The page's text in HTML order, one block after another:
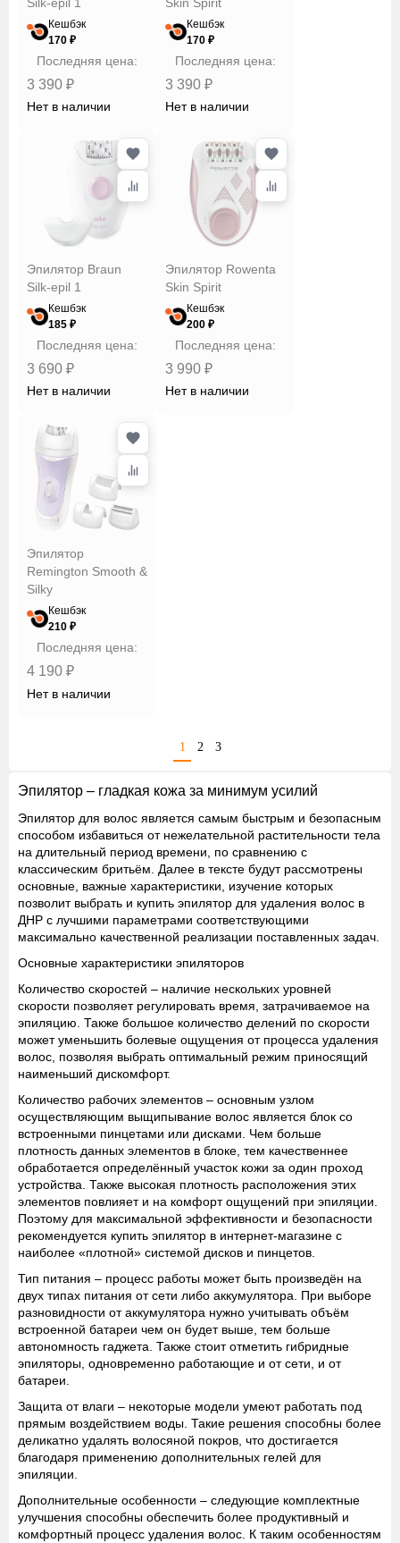
Кешбэк
170 ₽
Последняя цена:
3 390 ₽
Нет в наличии
Кешбэк
170 ₽
Последняя цена:
3 390 ₽
Нет в наличии
Эпилятор Braun
Silk-epil 1
Кешбэк
185 ₽
Последняя цена:
3 690 ₽
Нет в наличии
Эпилятор Rowenta
Skin Spirit
Кешбэк
200 ₽
Последняя цена:
3 990 ₽
Нет в наличии
Эпилятор
Remington Smooth &
Silky
Кешбэк
210 ₽
Последняя цена:
4 190 ₽
Нет в наличии
1 2 3
Эпилятор – гладкая кожа за минимум усилий
Эпилятор для волос является самым быстрым и безопасным
способом избавиться от нежелательной растительности тела
на длительный период времени, по сравнению с
классическим бритьём. Далее в тексте будут рассмотрены
основные, важные характеристики, изучение которых
позволит выбрать и купить эпилятор для удаления волос в
ДНР с лучшими параметрами соответствующими
максимально качественной реализации поставленных задач.
Основные характеристики эпиляторов
Количество скоростей – наличие нескольких уровней
скорости позволяет регулировать время, затрачиваемое на
эпиляцию. Также большое количество делений по скорости
может уменьшить болевые ощущения от процесса удаления
волос, позволяя выбрать оптимальный режим приносящий
наименьший дискомфорт.
Количество рабочих элементов – основным узлом
осуществляющим выщипывание волос является блок со
встроенными пинцетами или дисками. Чем больше
плотность данных элементов в блоке, тем качественнее
обработается определённый участок кожи за один проход
устройства. Также высокая плотность расположения этих
элементов повлияет и на комфорт ощущений при эпиляции.
Поэтому для максимальной эффективности и безопасности
рекомендуется купить эпилятор в интернет-магазине с
наиболее «плотной» системой дисков и пинцетов.
Тип питания – процесс работы может быть произведён на
двух типах питания от сети либо аккумулятора. При выборе
разновидности от аккумулятора нужно учитывать объём
встроенной батареи чем он будет выше, тем больше
автономность гаджета. Также стоит отметить гибридные
эпиляторы, одновременно работающие и от сети, и от
батареи.
Защита от влаги – некоторые модели умеют работать под
прямым воздействием воды. Такие решения способны более
деликатно удалять волосяной покров, что достигается
благодаря применению дополнительных гелей для
эпиляции.
Дополнительные особенности – следующие комплектные
улучшения способны обеспечить более продуктивный и
комфортный процесс удаления волос. К таким особенностям